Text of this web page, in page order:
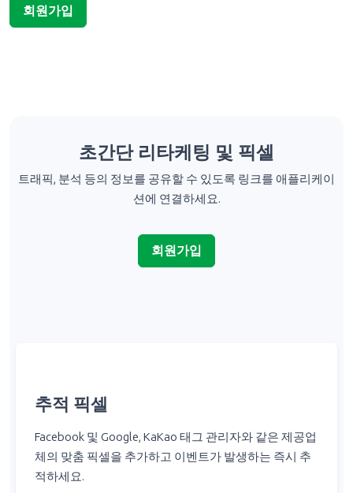
트래픽, 분석 등의 정보를 공유할 수 있도록 링크를 애플리케이
션에 연결하세요.
회원가입
Facebook 및 Google, KaKao 태그 관리자와 같은 제공업
체의 맞춤 픽셀을 추가하고 이벤트가 발생하는 즉시 추
적하세요.